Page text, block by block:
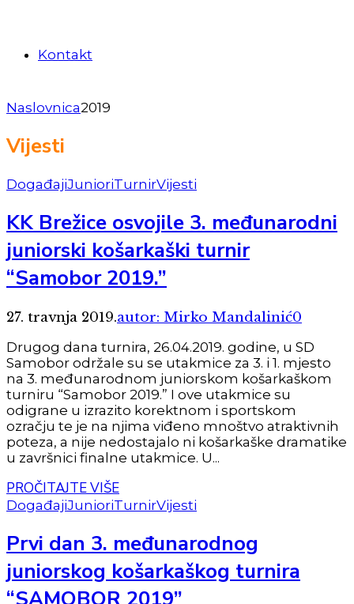
Kontakt
Naslovnica2019
Vijesti
DogađajiJunioriTurnirVijesti
KK Brežice osvojile 3. međunarodni
juniorski košarkaški turnir
“Samobor 2019.”
27. travnja 2019.autor: Mirko Mandalinić0
Drugog dana turnira, 26.04.2019. godine, u SD
Samobor održale su se utakmice za 3. i 1. mjesto
na 3. međunarodnom juniorskom košarkaškom
turniru “Samobor 2019.” I ove utakmice su
odigrane u izrazito korektnom i sportskom
ozračju te je na njima viđeno mnoštvo atraktivnih
poteza, a nije nedostajalo ni košarkaške dramatike
u završnici finalne utakmice. U...
PROČITAJTE VIŠE
DogađajiJunioriTurnirVijesti
Prvi dan 3. međunarodnog
juniorskog košarkaškog turnira